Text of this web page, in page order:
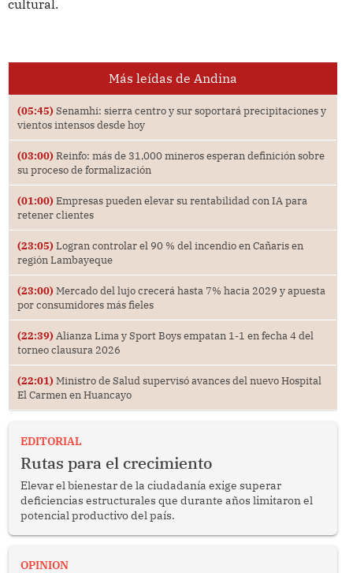
cultural.
Más leídas de Andina
(05:45) Senamhi: sierra centro y sur soportará precipitaciones y
vientos intensos desde hoy
(03:00) Reinfo: más de 31,000 mineros esperan definición sobre
su proceso de formalización
(01:00) Empresas pueden elevar su rentabilidad con IA para
retener clientes
(23:05) Logran controlar el 90 % del incendio en Cañaris en
región Lambayeque
(23:00) Mercado del lujo crecerá hasta 7% hacia 2029 y apuesta
por consumidores más fieles
(22:39) Alianza Lima y Sport Boys empatan 1-1 en fecha 4 del
torneo clausura 2026
(22:01) Ministro de Salud supervisó avances del nuevo Hospital
El Carmen en Huancayo
EDITORIAL
Rutas para el crecimiento
Elevar el bienestar de la ciudadanía exige superar
deficiencias estructurales que durante años limitaron el
potencial productivo del país.
OPINION